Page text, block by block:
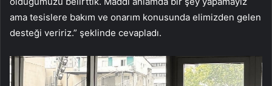
ama tesislere bakım ve onarım konusunda elimizden gelen
desteği veririz.” şeklinde cevapladı.